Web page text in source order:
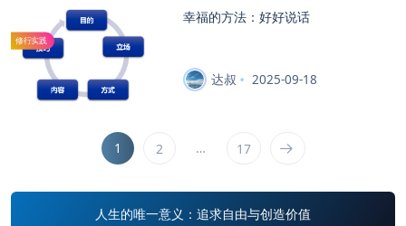
修行实践
幸福的方法：好好说话
达叔 2025-09-18
1 2 … 17
人生的唯一意义：追求自由与创造价值